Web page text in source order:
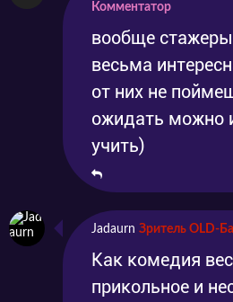
Комментатор
вообще
весьма
от них не
ожидать можно
учить)
Jadaurn Зритель OLD-
Как комедия
прикольное и